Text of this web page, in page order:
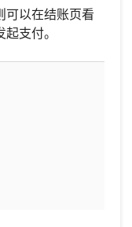
可以在结账页看
支付。